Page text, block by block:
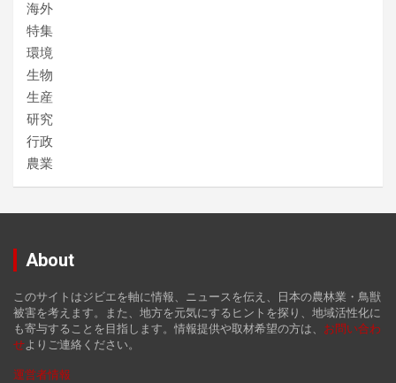
海外
特集
環境
生物
生産
研究
行政
農業
About
このサイトはジビエを軸に情報、ニュースを伝え、日本の農林業・鳥獣
被害を考えます。また、地方を元気にするヒントを探り、地域活性化に
も寄与することを目指します。情報提供や取材希望の方は、 お問い合わ
せよりご連絡ください。
運営者情報